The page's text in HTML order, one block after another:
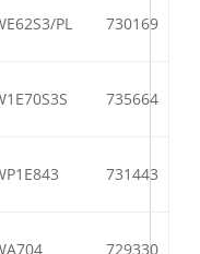
PL 730169
735664
731443
729330